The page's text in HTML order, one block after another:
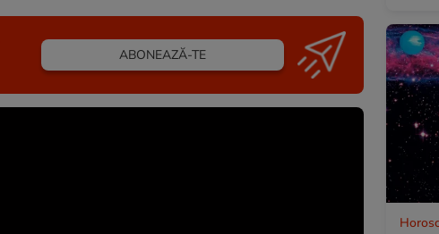
ABONEAZĂ-TE